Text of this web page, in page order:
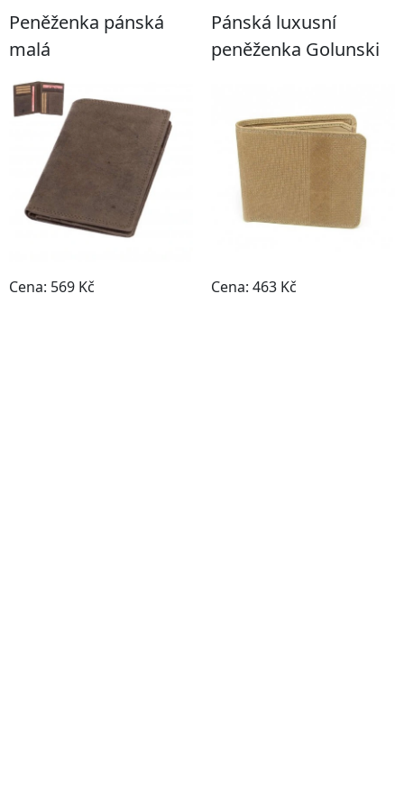
Peněženka pánská
malá
Cena: 569 Kč
Pánská luxusní
peněženka Golunski
Cena: 463 Kč